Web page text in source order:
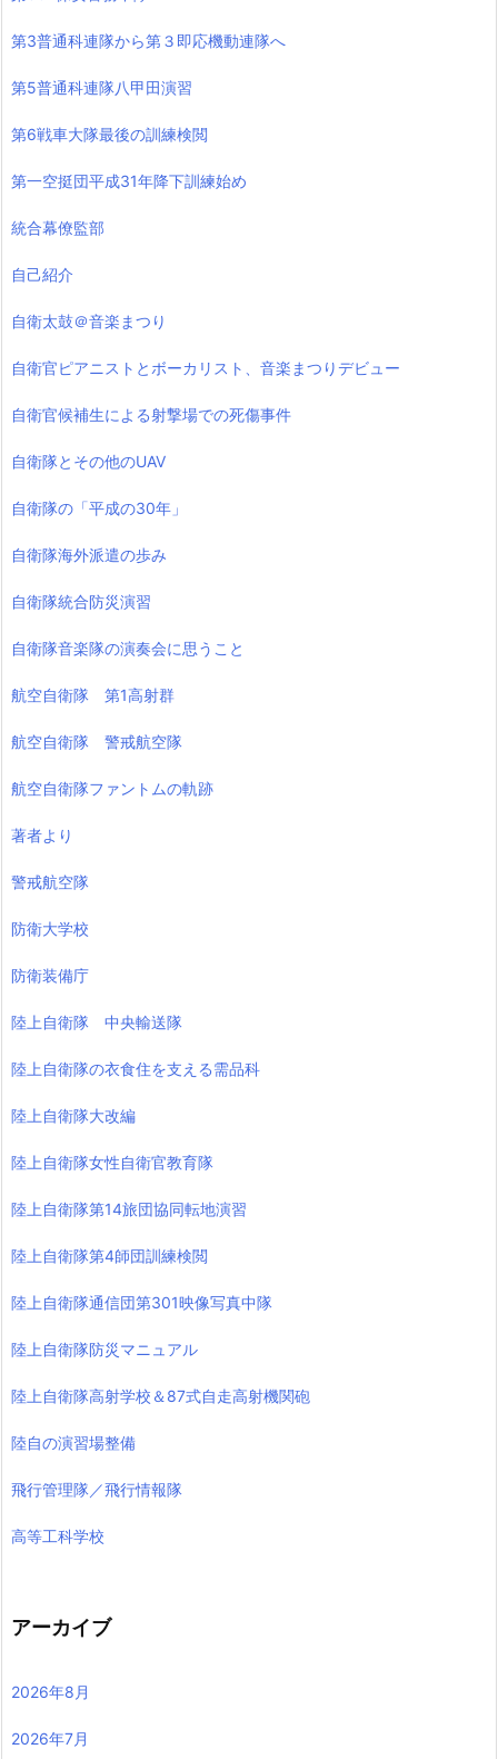
第3普通科連隊から第３即応機動連隊へ
第5普通科連隊八甲田演習
第6戦車大隊最後の訓練検閲
第一空挺団平成31年降下訓練始め
統合幕僚監部
自己紹介
自衛太鼓＠音楽まつり
自衛官ピアニストとボーカリスト、音楽まつりデビュー
自衛官候補生による射撃場での死傷事件
自衛隊とその他のUAV
自衛隊の「平成の30年」
自衛隊海外派遣の歩み
自衛隊統合防災演習
自衛隊音楽隊の演奏会に思うこと
航空自衛隊 第1高射群
航空自衛隊 警戒航空隊
航空自衛隊ファントムの軌跡
著者より
警戒航空隊
防衛大学校
防衛装備庁
陸上自衛隊 中央輸送隊
陸上自衛隊の衣食住を支える需品科
陸上自衛隊大改編
陸上自衛隊女性自衛官教育隊
陸上自衛隊第14旅団協同転地演習
陸上自衛隊第4師団訓練検閲
陸上自衛隊通信団第301映像写真中隊
陸上自衛隊防災マニュアル
陸上自衛隊高射学校＆87式自走高射機関砲
陸自の演習場整備
飛行管理隊／飛行情報隊
高等工科学校
アーカイブ
2026年8月
2026年7月